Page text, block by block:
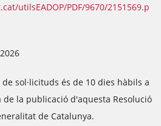
utilsEADOP/PDF/9670/2151569.p
sol·licituds és de 10 dies hàbils a
la publicació d'aquesta Resolució
de Catalunya.